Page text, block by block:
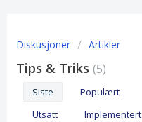
Diskusjoner Artikler
Tips & Triks 5
Siste Populært
Utsatt
Implementert